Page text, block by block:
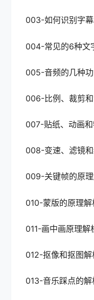
003-如何识别字
004-常见的6种文
005-音频的几种
006-比例、裁剪
007-贴纸、动画
008-变速、滤镜
009-关键帧的原
010-蒙版的原理
011-画中画原理解
012-抠像和抠图
013-音乐踩点的